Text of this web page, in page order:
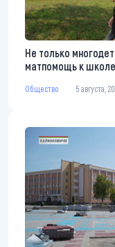
Не только
матпомощь к
Общество 5 августа,